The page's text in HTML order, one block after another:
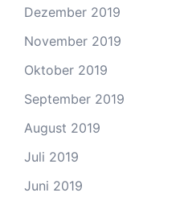
Dezember 2019
November 2019
Oktober 2019
September 2019
August 2019
Juli 2019
Juni 2019